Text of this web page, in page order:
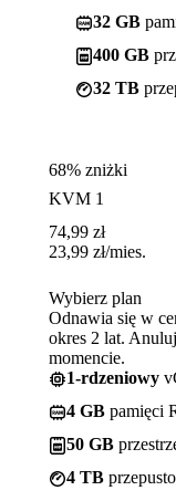
32 GB
400 GB
32 TB
68% zniżki
KVM 1
74,99 zł
23,99 zł/mies.
Wybierz plan
Odnawia się w
okres 2 lat.
momencie.
1-rdzeniowy
4 GB pamięci
50 GB
4 TB